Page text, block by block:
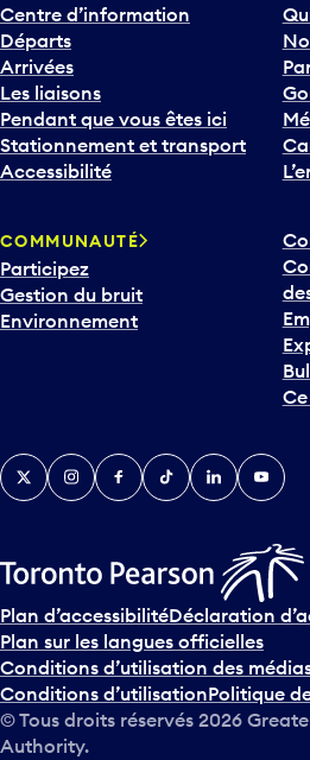
Centre d’information
Départs
Arrivées
Les liaisons
Pendant que vous êtes ici
Stationnement et transport
Accessibilité
COMMUNAUTÉ
Participez
Gestion du bruit
Environnement
TwitterInstagramFacebook
TikTokLinkedInYouTube
Plan d’accessibilitéDéclaration
Plan sur les langues officielles
Conditions d’utilisation des
Conditions d’utilisationPolitique
© Tous droits réservés 2026
Authority.